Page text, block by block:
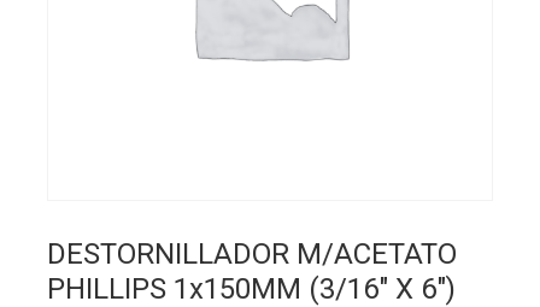
DESTORNILLADOR M/ACETATO
PHILLIPS 1x150MM (3/16″ X 6″)